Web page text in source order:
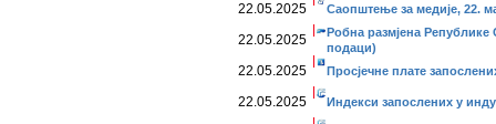
22.05.2025 Саопштење за медије, 22.
22.05.2025
Робна размјена
подаци)
22.05.2025 Просјечне плате
22.05.2025 Индекси запослених у